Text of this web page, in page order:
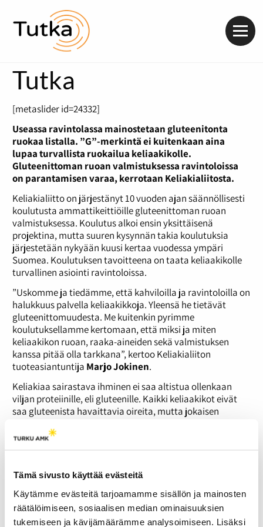
Tämä sivusto käyttää evästeitä
Käytämme evästeitä tarjoamamme sisällön ja mainosten
räätälöimiseen, sosiaalisen median ominaisuuksien
tukemiseen ja kävijämäärämme analysoimiseen. Lisäksi
Tutka
[metaslider id=24332]
Useassa ravintolassa mainostetaan gluteenitonta
ruokaa listalla. ”G”-merkintä ei kuitenkaan aina
lupaa turvallista ruokailua keliaakikolle.
Gluteenittoman ruoan valmistuksessa ravintoloissa
on parantamisen varaa, kerrotaan Keliakialiitosta.
Keliakialiitto on järjestänyt 10 vuoden ajan säännöllisesti
koulutusta ammattikeittiöille gluteenittoman ruoan
valmistuksessa. Koulutus alkoi ensin yksittäisenä
projektina, mutta suuren kysynnän takia koulutuksia
järjestetään nykyään kuusi kertaa vuodessa ympäri
Suomea. Koulutuksen tavoitteena on taata keliaakikolle
turvallinen asiointi ravintoloissa.
”Uskomme ja tiedämme, että kahviloilla ja ravintoloilla on
halukkuus palvella keliaakikkoja. Yleensä he tietävät
gluteenittomuudesta. Me kuitenkin pyrimme
koulutuksellamme kertomaan, että miksi ja miten
keliaakikon ruoan, raaka-aineiden sekä valmistuksen
kanssa pitää olla tarkkana”, kertoo Keliakialiiton
tuoteasiantuntija Marjo Jokinen.
Keliakiaa sairastava ihminen ei saa altistua ollenkaan
viljan proteiinille, eli gluteenille. Kaikki keliaakikot eivät
saa gluteenista havaittavia oireita, mutta jokaisen
Hoitamattoman keliakian vakavin seuraus voi olla
suoliston syöpä.
Koulutuksessa lähdemme keskustelemaan ihan siitä, että
saako samassa kiertoilmauunissa paistaa gluteenitonta
pizzaa normaalin kanssa tai keittää ranskalaisia samassa
öljyssä kuin nugetteja.”